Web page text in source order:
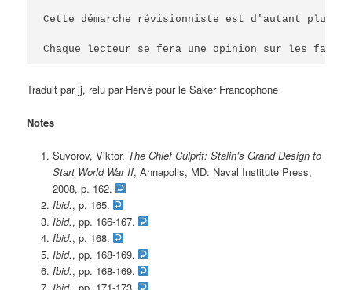
Cette démarche révisionniste est d'autant plus
Chaque lecteur se fera une opinion sur les faits
Traduit par jj, relu par Hervé pour le Saker Francophone
Notes
Suvorov, Viktor, The Chief Culprit: Stalin’s Grand Design to
Start World War II, Annapolis, MD: Naval Institute Press,
2008, p. 162.
Ibid., p. 165.
Ibid., pp. 166-167.
Ibid., p. 168.
Ibid., pp. 168-169.
Ibid., pp. 168-169.